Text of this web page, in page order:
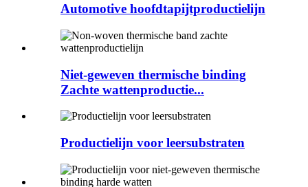
Automotive hoofdtapijtproductielijn
Niet-geweven thermische binding
Zachte wattenproductie...
Productielijn voor leersubstraten